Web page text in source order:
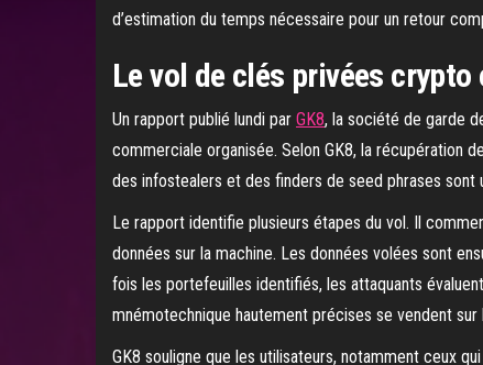
d’estimation du temps nécessaire pour un retour
Le vol de clés privées
Un rapport publié lundi par GK8, la société de garde
commerciale organisée. Selon GK8, la récupération
des infostealers et des finders de seed phrases
Le rapport identifie plusieurs étapes du vol. Il
données sur la machine. Les données volées sont
fois les portefeuilles identifiés, les attaquants
mnémotechnique hautement précises se vendent
GK8 souligne que les utilisateurs, notamment ceux